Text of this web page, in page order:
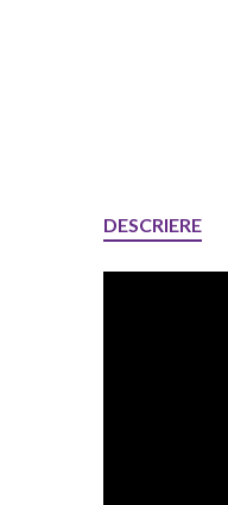
DESCRIERE